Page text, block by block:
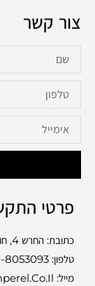
צור קשר
פרטי
כתובת: החרש 4, חולון
טלפון: 8053093
מייל: Info@amperel.co.il